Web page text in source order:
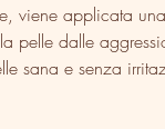
viene applicata
pelle dalle
sana e senza